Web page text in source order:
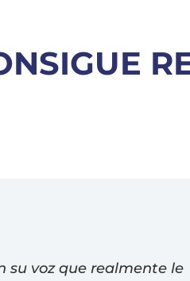
su voz que realmente le